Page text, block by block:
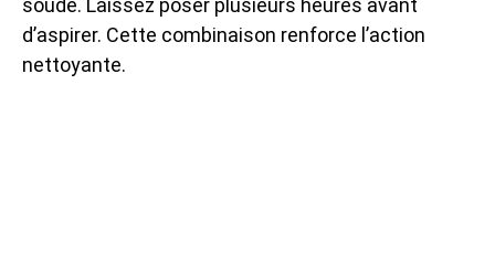
d’aspirer. Cette combinaison renforce l’action
nettoyante.